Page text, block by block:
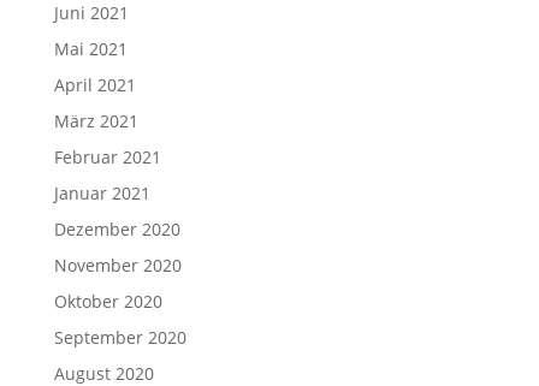
Juni 2021
Mai 2021
April 2021
März 2021
Februar 2021
Januar 2021
Dezember 2020
November 2020
Oktober 2020
September 2020
August 2020